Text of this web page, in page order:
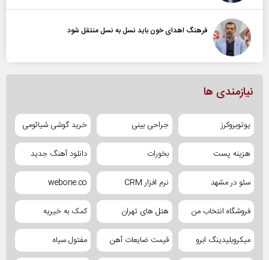
فرهنگ اهدای خون باید نسل به نسل منتقل شود
نیازمندی ها
یوتوبروکرز جراحی بینی خرید گوشی شیائومی
هزینه پست بخورات دانلود آهنگ جدید
سئو در مشهد نرم افزار CRM webone.co
فروشگاه انتخاب من هتل های تهران کمک به خیریه
میکروبلیدینگ ابرو قیمت ضایعات آهن مفتول سیاه